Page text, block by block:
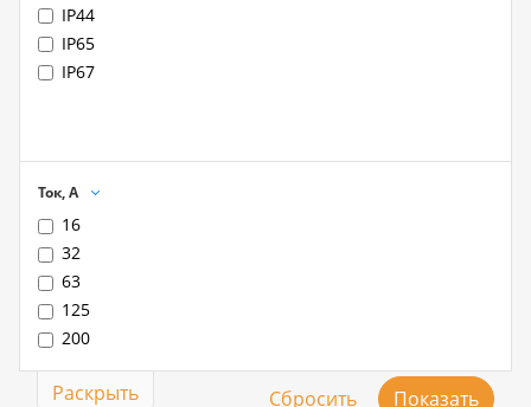
IP44
IP65
IP67
Ток, А
16
32
63
125
200
Раскрыть